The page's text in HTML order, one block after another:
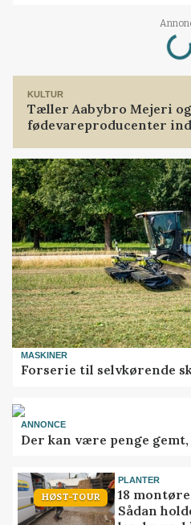
Loading...
KULTUR
Tæller Aabybro Mejeri og
fødevareproducenter
MASKINER
Forserie til selvkørende
ANNONCE
Der kan være penge
HØST-TOUR
PLANTER
18
Sådan